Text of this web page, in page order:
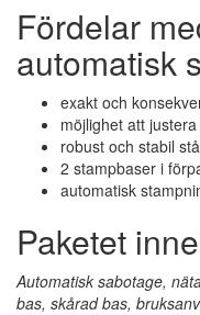
Fördelar
automatisk
exakt och
möjlighet att
robust och stabil
2 stampbaser i
automatisk
Paketet
Automatisk sabotage,
bas, skårad bas,